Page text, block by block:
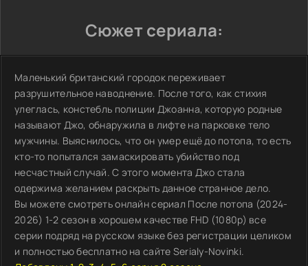
Сюжет сериала:
Маленький британский городок переживает
разрушительное наводнение. После того, как стихия
улеглась, констебль полиции Джоанна, которую родные
называют Джо, обнаружила в лифте на парковке тело
мужчины. Выяснилось, что он умер ещё до потопа, то есть
кто-то попытался замаскировать убийство под
несчастный случай. С этого момента Джо стала
одержима желанием раскрыть данное странное дело.
Вы можете смотреть онлайн сериал После потопа (2024-
2026) 1-2 сезон в хорошем качестве FHD (1080p) все
серии подряд на русском языке без регистрации целиком
и полностью бесплатно на сайте Serialy-Novinki.